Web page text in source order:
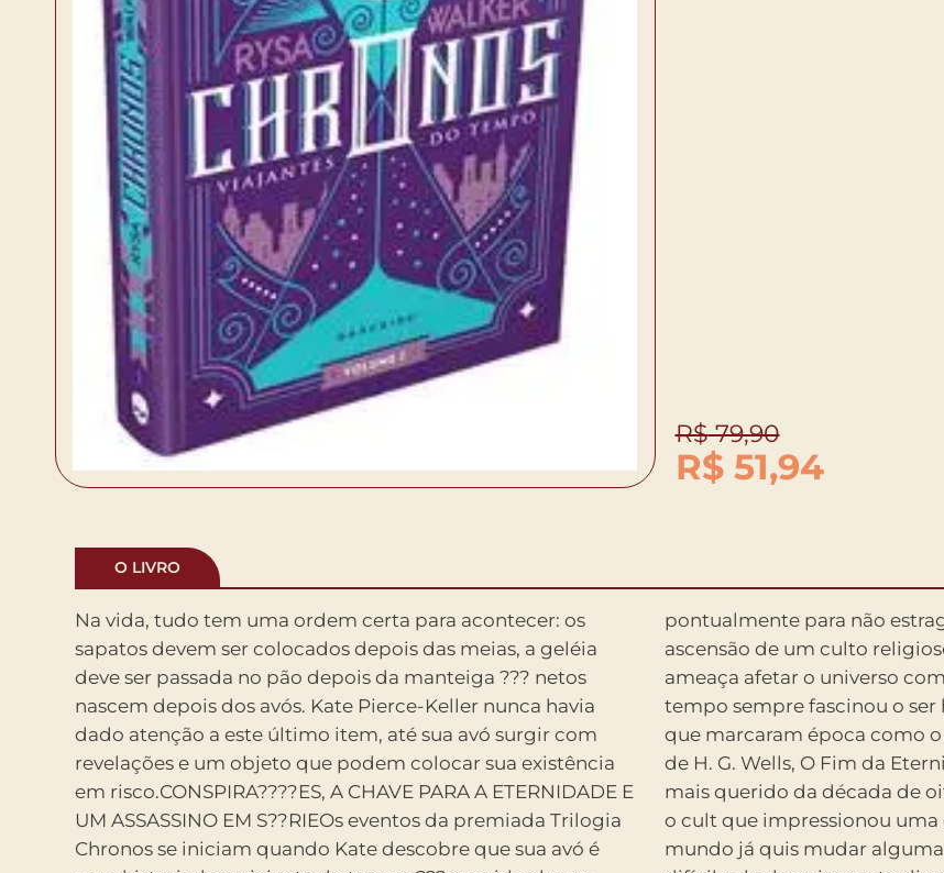
R$79,90
R$51,94
O LIVRO
Na vida, tudo tem uma ordem certa para acontecer: os
sapatos devem ser colocados depois das meias, a geléia
deve ser passada no pão depois da manteiga ??? netos
nascem depois dos avós. Kate Pierce-Keller nunca havia
dado atenção a este último item, até sua avó surgir com
revelações e um objeto que podem colocar sua existência
em risco.CONSPIRA????ES, A CHAVE PARA A ETERNIDADE E
UM ASSASSINO EM S??RIEOs eventos da premiada Trilogia
Chronos se iniciam quando Kate descobre que sua avó é
pontualmente para não estragar nada, e ainda impedir a
ascensão de um culto religioso bastante poderoso que
ameaça afetar o universo como o conhecemos.A viagem no
tempo sempre fascinou o ser humano e foi tema de obras
que marcaram época como o clássico A Máquina do Tempo,
de H. G. Wells, O Fim da Eternidade, de Isaac Asimov, o filme
mais querido da década de oitenta, De Volta para o Futuro, e
o cult que impressionou uma geração, Donnie Darko. Todo
mundo já quis mudar alguma coisa do seu passado, mas é